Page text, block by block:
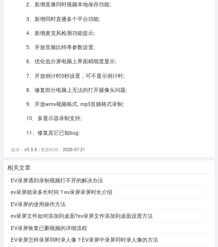
2、新增直播同时视频本地保存功能;
3、新增同时直播多个平台功能;
4、新增麦克风检测功能提示;
5、开放音频比特率参数设置;
6、优化低分屏电脑上界面精细度显示;
7、开放倒计时0秒设置，可不显示倒计时;
8、修复部分电脑上无法的打开摄像头问题;
9、开放wmv视频格式, mp3音频格式录制;
10、多显示器录制支持;
11、修复其它已知bug;
版本： v5.5.6| 更新时间： 2026-07-21
相关文章
EV录屏遇到录制视频打不开的解决办法
ev录屏能录多长时间？ev录屏录屏时长介绍
EV录屏的使用操作方法
ev录屏文件如何添加到桌面?ev录屏文件添加到桌面设置方法
EV录屏恢复已删视频的详细流程
EV录屏怎样录屏同时录人像？EV录屏中录屏同时录人像的方法